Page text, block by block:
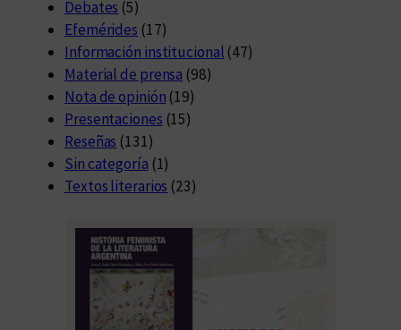
Debates (5)
Efemérides (17)
Información institucional (47)
Material de prensa (98)
Nota de opinión (19)
Presentaciones (15)
Reseñas (131)
Sin categoría (1)
Textos literarios (23)